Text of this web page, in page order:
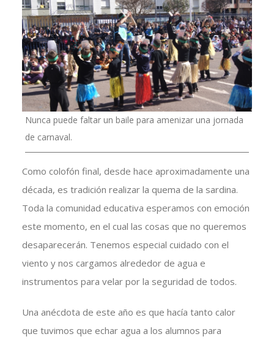
Nunca puede faltar un baile para amenizar una jornada
de carnaval.
Como colofón final, desde hace aproximadamente una
década, es tradición realizar la quema de la sardina.
Toda la comunidad educativa esperamos con emoción
este momento, en el cual las cosas que no queremos
desaparecerán. Tenemos especial cuidado con el
viento y nos cargamos alrededor de agua e
instrumentos para velar por la seguridad de todos.
Una anécdota de este año es que hacía tanto calor
que tuvimos que echar agua a los alumnos para